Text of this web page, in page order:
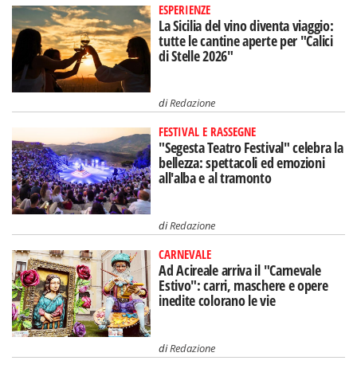
ESPERIENZE
La Sicilia del vino diventa viaggio:
tutte le cantine aperte per "Calici
di Stelle 2026"
diRedazione
FESTIVAL E RASSEGNE
"Segesta Teatro Festival" celebra la
bellezza: spettacoli ed emozioni
all'alba e al tramonto
diRedazione
CARNEVALE
Ad Acireale arriva il "Carnevale
Estivo": carri, maschere e opere
inedite colorano le vie
diRedazione